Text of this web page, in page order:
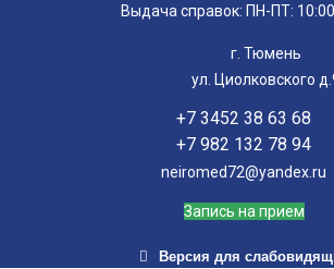
Выдача справок: ПН-ПТ:
г. Тюмень
ул. Циолковского
+7 3452 38 63 68
+7 982 132 78 94
neiromed72@yandex.ru
Запись на прием
Версия для